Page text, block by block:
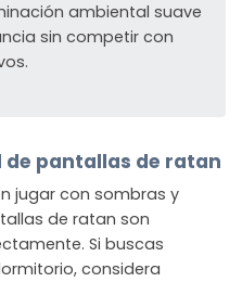
ambiental suave
sin competir con
pantallas de ratan
jugar con sombras y
de ratan son
Si buscas
considera